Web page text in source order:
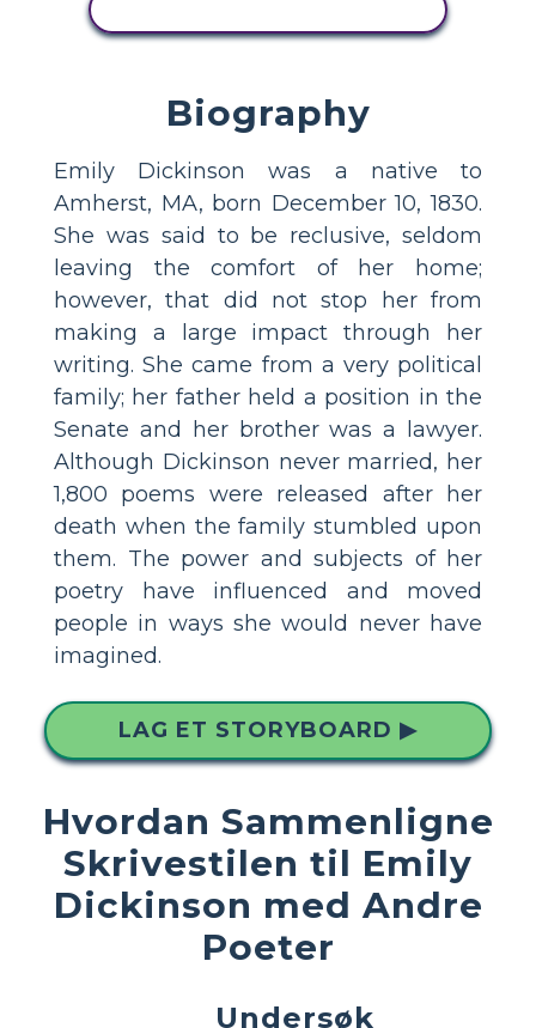
Biography
Emily Dickinson was a native to
Amherst, MA, born December 10, 1830.
She was said to be reclusive, seldom
leaving the comfort of her home;
however, that did not stop her from
making a large impact through her
writing. She came from a very political
family; her father held a position in the
Senate and her brother was a lawyer.
Although Dickinson never married, her
1,800 poems were released after her
death when the family stumbled upon
them. The power and subjects of her
poetry have influenced and moved
people in ways she would never have
imagined.
LAG ET STORYBOARD ▶
Hvordan Sammenligne
Skrivestilen til Emily
Dickinson med Andre
Poeter
Undersøk